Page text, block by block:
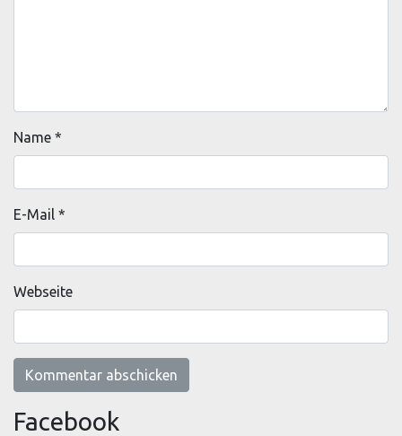
Name *
E-Mail *
Webseite
Facebook